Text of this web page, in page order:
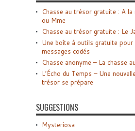
Chasse au trésor gratuite : A la
ou Mme
Chasse au trésor gratuite : Le
Une boîte à outils gratuite pour
messages codés
Chasse anonyme – La chasse
L’Écho du Temps – Une
trésor se prépare
SUGGESTIONS
Mysteriosa